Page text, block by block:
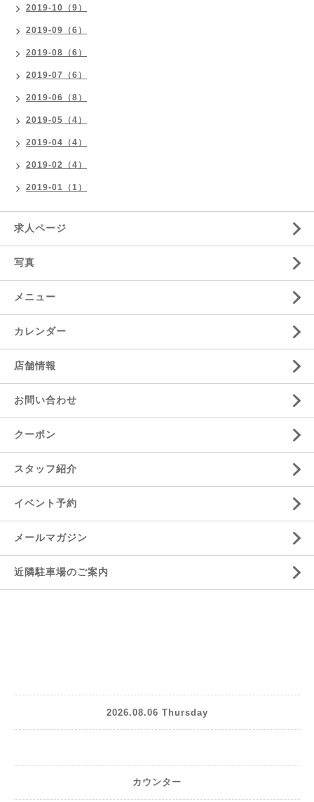
2019-10（9）
2019-09（6）
2019-08（6）
2019-07（6）
2019-06（8）
2019-05（4）
2019-04（4）
2019-02（4）
2019-01（1）
求人ページ
写真
メニュー
カレンダー
店舗情報
お問い合わせ
クーポン
スタッフ紹介
イベント予約
メールマガジン
近隣駐車場のご案内
2026.08.06 Thursday
カウンター